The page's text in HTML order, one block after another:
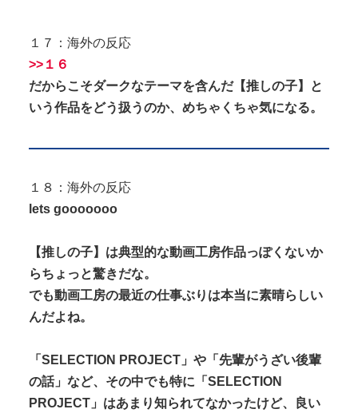
１７：海外の反応
>>１６
だからこそダークなテーマを含んだ【推しの子】と
いう作品をどう扱うのか、めちゃくちゃ気になる。
１８：海外の反応
lets gooooooo
【推しの子】は典型的な動画工房作品っぽくないか
らちょっと驚きだな。
でも動画工房の最近の仕事ぶりは本当に素晴らしい
んだよね。
「SELECTION PROJECT」や「先輩がうざい後輩
の話」など、その中でも特に「SELECTION
PROJECT」はあまり知られてなかったけど、良い